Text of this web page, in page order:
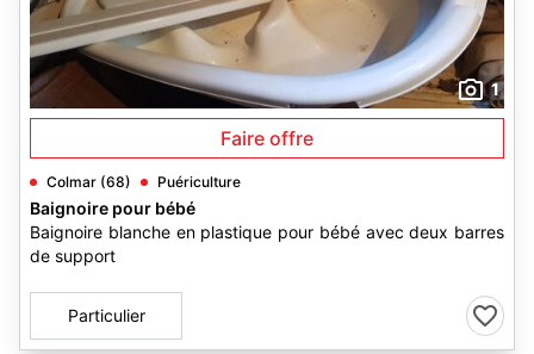
1
Faire offre
Colmar (68) Puériculture
Baignoire pour bébé
Baignoire blanche en plastique pour bébé avec deux barres
de support
Particulier